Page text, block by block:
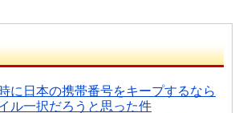
に日本の携帯番号をキープするなら
ル一択だろうと思った件